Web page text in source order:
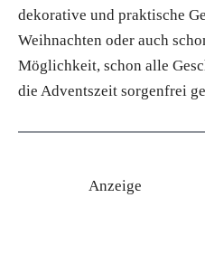
dekorative und praktische
Weihnachten oder auch
Möglichkeit, schon alle
die Adventszeit sorgenfrei
Anzeige